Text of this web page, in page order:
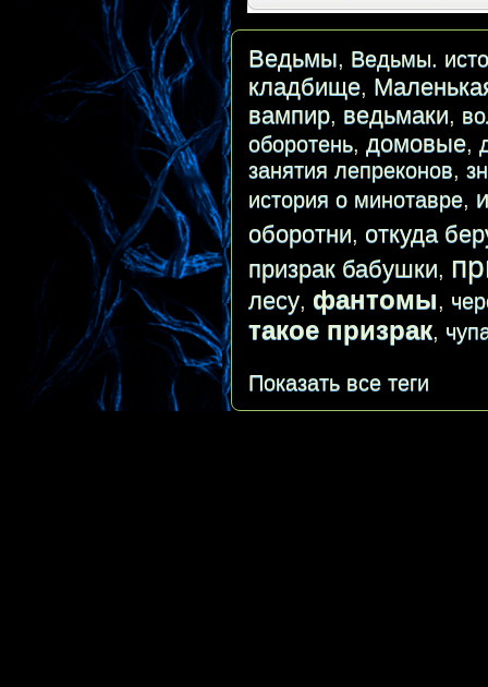
Ведьмы, Ведьмы.
кладбище,
вампир, ведьмаки,
оборотень, домовые,
занятия лепреконов,
история о минотавре,
оборотни, откуда
призрак бабушки,
лесу, фантомы,
такое призрак,
Показать все теги